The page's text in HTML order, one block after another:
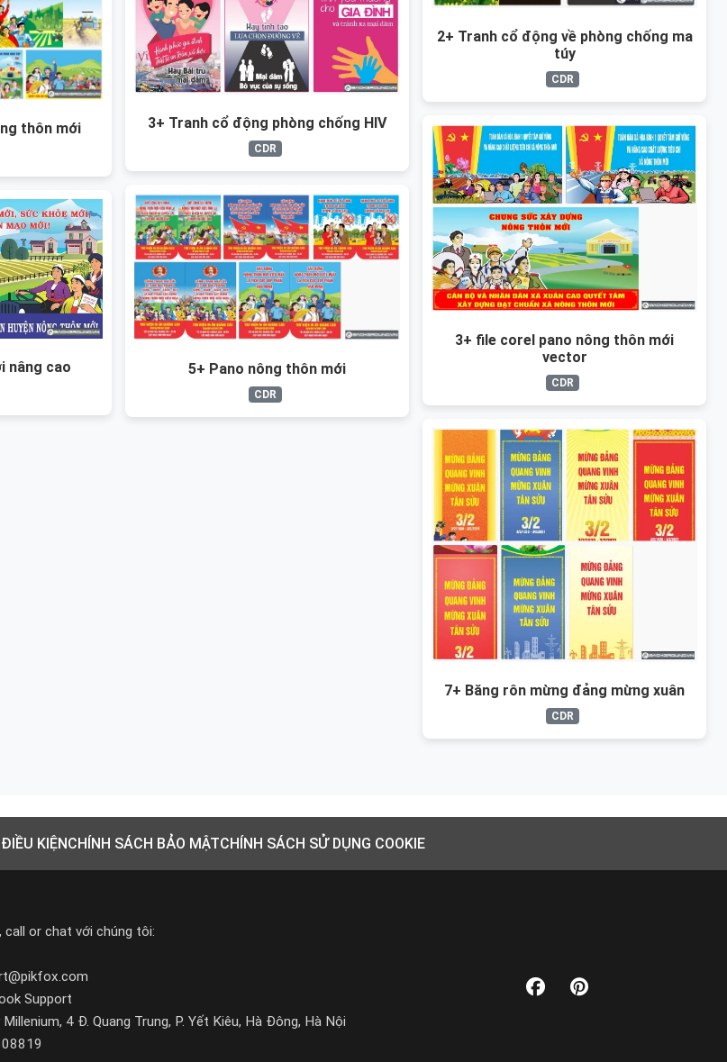
2+ Tranh cổ động về phòng chống ma
túy
CDR
3+ Tranh cổ động phòng chống HIV
CDR
thôn mới
3+ file corel pano nông thôn mới
vector
CDR
5+ Pano nông thôn mới
CDR
nâng cao
7+ Băng rôn mừng đảng mừng xuân
CDR
KIỆNCHÍNH SÁCH BẢO MẬTCHÍNH SÁCH SỬ DỤNG COOKIE
call or chat với chúng tôi:
Support
Millenium, 4 Đ. Quang Trung, P. Yết Kiêu, Hà Đông, Hà Nội